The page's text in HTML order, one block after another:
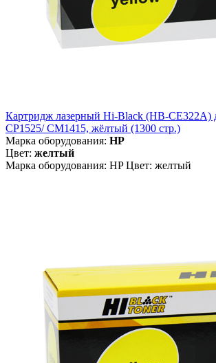
Картридж лазерный Hi-Black (HB-CE322A)
CP1525/ CM1415, жёлтый (1300 стр.)
Марка оборудования: HP
Цвет: желтый
Марка оборудования: HP Цвет: желтый